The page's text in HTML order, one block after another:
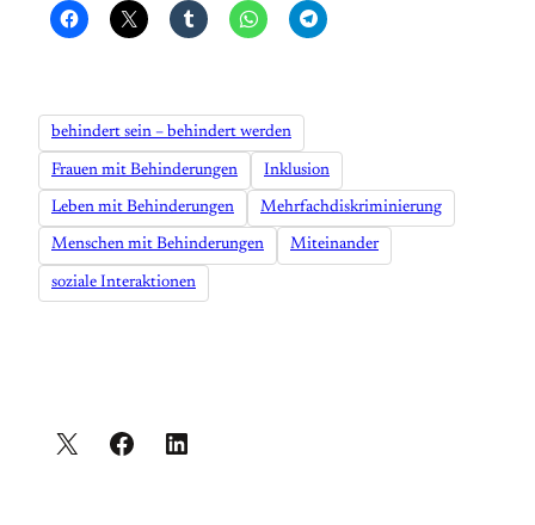
behindert sein – behindert werden
Frauen mit Behinderungen Inklusion
Leben mit Behinderungen Mehrfachdiskriminierung
Menschen mit Behinderungen Miteinander
soziale Interaktionen